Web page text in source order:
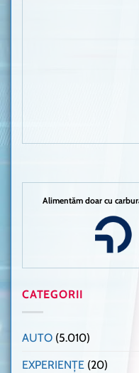
Alimentăm doar cu
CATEGORII
AUTO (5.010)
EXPERIENȚE (20)